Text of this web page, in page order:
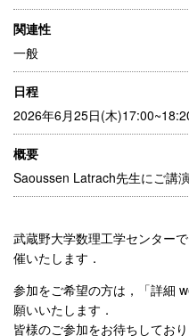
関連性
一般
日程
2026年6月25日(木
概要
Saoussen Latrach先生にご講
武蔵野大学数理工学センター
催いたします．
参加をご希望の方は，「詳細
願いいたします．
皆様のご参加をお待ちしており